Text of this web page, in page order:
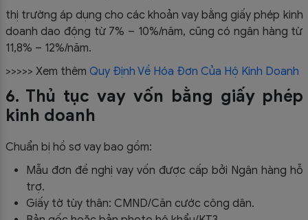
thị trường áp dụng cho các khoản vay bằng giấy phép kinh
doanh dao động từ 7% – 10%/năm, cũng có ngân hàng từ
11,8% – 12%/năm.
>>>>> Xem thêm Quy Định Về Hóa Đơn Của Hộ Kinh Doanh
6. Thủ tục vay vốn bằng giấy phép
kinh doanh
Chuẩn bị hồ sơ vay bao gồm:
Mẫu đơn đề nghị vay vốn được cấp bởi Ngân hàng hỗ
trợ.
Giấy tờ tùy thân: CMND/Căn cước công dân.